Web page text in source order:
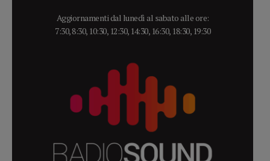
Aggiornamenti dal lunedì al sabato alle ore:
7:30, 8:30, 10:30, 12:30, 14:30, 16:30, 18:30, 19:30